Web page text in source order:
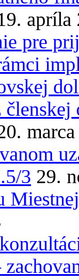
apríla
pre
3 29.